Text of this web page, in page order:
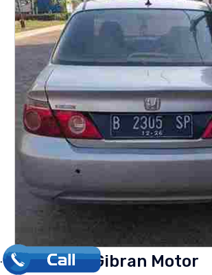
Kelebihan Gibran Motor
.